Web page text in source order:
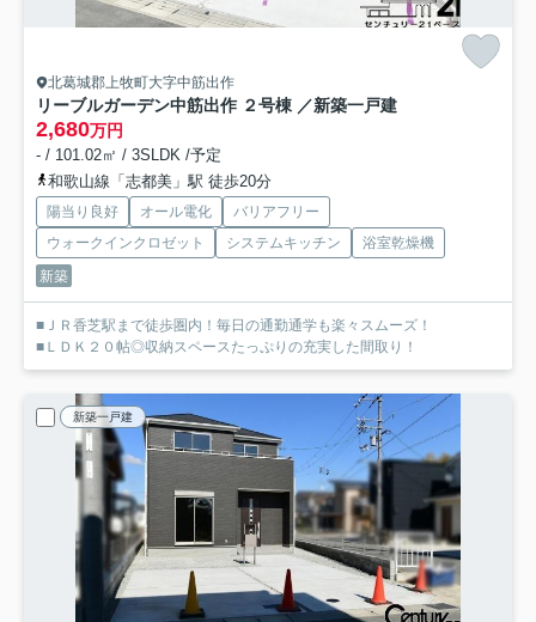
北葛城郡上牧町大字中筋出作
リーブルガーデン中筋出作 ２号棟 ／新築一戸建
2,680万円
- / 101.02㎡ / 3SLDK /予定
和歌山線「志都美」駅 徒歩20分
陽当り良好 オール電化
バリアフリー
ウォークインクロゼット
システムキッチン
浴室乾燥機
新築
■ＪＲ香芝駅まで徒歩圏内！毎日の通勤通学も楽々スムーズ！
■ＬＤＫ２０帖◎収納スペースたっぷりの充実した間取り！
新築一戸建